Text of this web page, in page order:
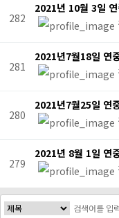
282
2021년 10월 3일
281
2021년7월18일 연
280
2021년7월25일 연
279
2021년 8월 1일 연